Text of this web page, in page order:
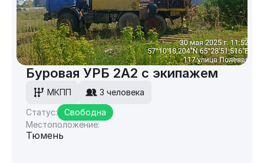
Буровая УРБ 2А2 с экипажем
МКПП
3 человека
Статус:
Свободна
Местоположение:
Тюмень